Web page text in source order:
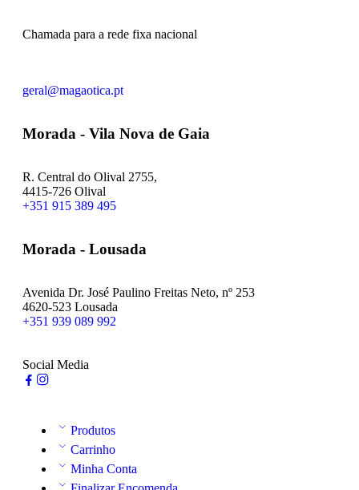
Chamada para a rede fixa nacional
geral@magaotica.pt
Morada - Vila Nova de Gaia
R. Central do Olival 2755,
4415-726 Olival
+351 915 389 495
Morada - Lousada
Avenida Dr. José Paulino Freitas Neto, nº 253
4620-523 Lousada
+351 939 089 992
Social Media
Produtos
Carrinho
Minha Conta